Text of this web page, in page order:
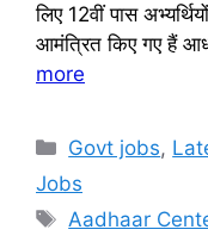
लिए 12वीं पास
आमंत्रित किए गए हैं
more
Categories
Govt jobs,
Jobs
Tags
Aadhaar